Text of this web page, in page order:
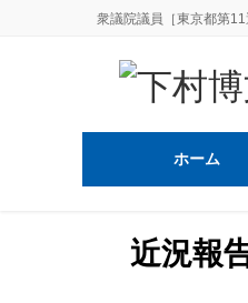
衆議院議員［東京都第11
ホーム
近況報